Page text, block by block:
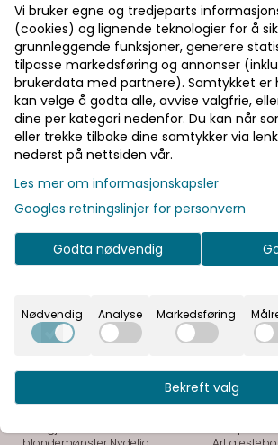
Seaside Penn
Flott penn som hører til
seaside gjestebok. Flott penn
som hører til seaside
gjestebok. Med pennen følger
det med pennholder for et
lekkert inntrykk. (Gjesteboken
følger ikke med, den må kjøpes
326,-
Sett
gjestebok
med
med strass.
det helt
bortsett fra
our special
435,-
Sweet Art
På lager
Vi bruker egne og tredjeparts
(cookies) og lignende teknologier for å
grunnleggende funksjoner, generere
tilpasse markedsføring og annonser
brukerdata med partnere). Samtykket er
kan velge å godta alle, avvise valgfrie,
dine per kategori nedenfor. Du kan når
eller trekke tilbake dine samtykker via
nederst på nettsiden vår.
Les mer om informasjonskapsler
Googles retningslinjer for personvern
Godta nødvendig
Nødvendig Analyse Markedsføring
Bekreft valg